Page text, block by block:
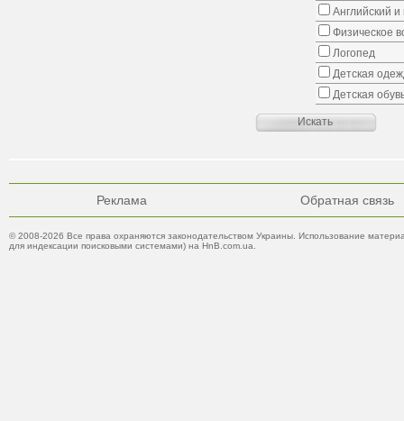
Английский
Физическое
Логопед
Детская
Детская
Реклама Обратная связь
© 2008-2026 Все права охраняются законодательством Украины. Использование
для индексации поисковыми системами) на HnB.com.ua.